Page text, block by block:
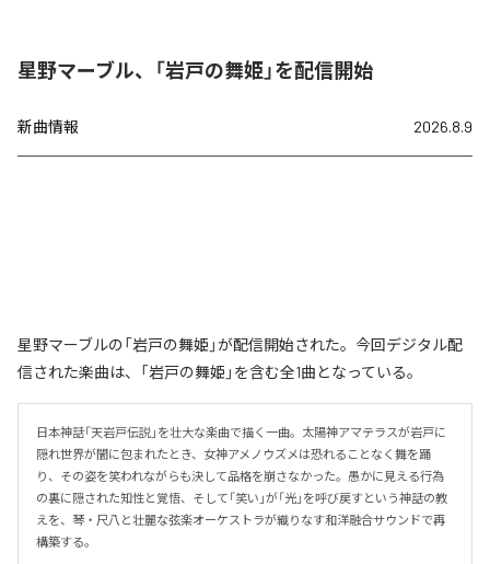
星野マーブル、「岩戸の舞姫」を配信開始
新曲情報 2026.8.9
星野マーブルの「岩戸の舞姫」が配信開始された。今回デジタル配
信された楽曲は、「岩戸の舞姫」を含む全1曲となっている。
日本神話「天岩戸伝説」を壮大な楽曲で描く一曲。太陽神アマテラスが岩戸に
隠れ世界が闇に包まれたとき、女神アメノウズメは恐れることなく舞を踊
り、その姿を笑われながらも決して品格を崩さなかった。愚かに見える行為
の裏に隠された知性と覚悟、そして「笑い」が「光」を呼び戻すという神話の教
えを、琴・尺八と壮麗な弦楽オーケストラが織りなす和洋融合サウンドで再
構築する。